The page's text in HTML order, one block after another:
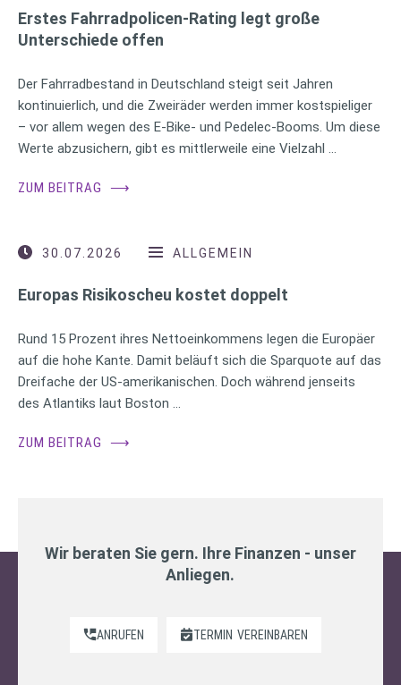
Erstes Fahrradpolicen-Rating legt große
Unterschiede offen
Der Fahrradbestand in Deutschland steigt seit Jahren
kontinuierlich, und die Zweiräder werden immer kostspieliger
– vor allem wegen des E-Bike- und Pedelec-Booms. Um diese
Werte abzusichern, gibt es mittlerweile eine Vielzahl …
ZUM BEITRAG ⟶
30.07.2026 ALLGEMEIN
Europas Risikoscheu kostet doppelt
Rund 15 Prozent ihres Nettoeinkommens legen die Europäer
auf die hohe Kante. Damit beläuft sich die Sparquote auf das
Dreifache der US-amerikanischen. Doch während jenseits
des Atlantiks laut Boston …
ZUM BEITRAG ⟶
Wir beraten Sie gern. Ihre Finanzen - unser
Anliegen.
ANRUFEN TERMIN VEREINBAREN